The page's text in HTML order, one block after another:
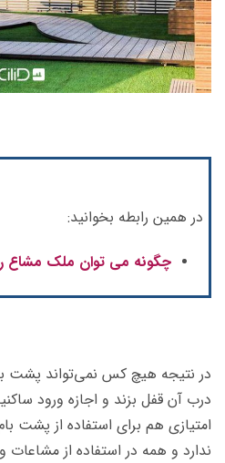
در همین رابطه بخوانید:
چگونه می توان ملک مشاع
در نتیجه هیچ کس نمی‌تواند پشت
درب آن قفل بزند و اجازه ورود
امتیازی هم برای استفاده از پشت
ندارد و همه در استفاده از